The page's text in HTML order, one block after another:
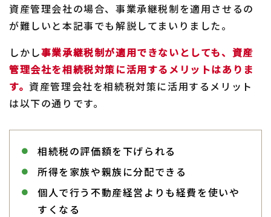
資産管理会社の場合、事業承継税制を適用させるの
が難しいと本記事でも解説してまいりました。
しかし事業承継税制が適用できないとしても、資産
管理会社を相続税対策に活用するメリットはありま
す。 資産管理会社を相続税対策に活用するメリット
は以下の通りです。
相続税の評価額を下げられる
所得を家族や親族に分配できる
個人で行う不動産経営よりも経費を使いや
すくなる